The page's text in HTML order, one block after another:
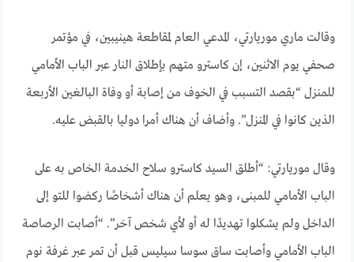
وقالت ماري موريارتي، المدعي العام لمقاطعة هينيبين، في مؤتمر
صحفي يوم الاثنين، إن كاسترو متهم بإطلاق النار عبر الباب الأمامي
للمنزل “بقصد التسبب في الخوف من إصابة أو وفاة البالغين الأربعة
الذين كانوا في المنزل”. وأضاف أن هناك أمرا دوليا بالقبض عليه.
وقال موريارتي: “أطلق السيد كاسترو سلاح الخدمة الخاص به على
الباب الأمامي للمبنى، وهو يعلم أن هناك أشخاصًا ركضوا للتو إلى
الداخل ولم يشكلوا تهديدًا له أو لأي شخص آخر”. “أصابت الرصاصة
الباب الأمامي وأصابت ساق سوسا سيليس قبل أن تمر عبر غرفة نوم